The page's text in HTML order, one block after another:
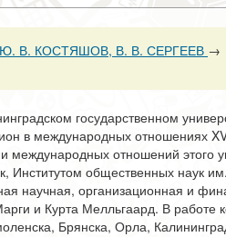
Ю. В. КОСТЯШОВ, В. В. СЕРГЕЕВ →
государственном
в международных отношениях
международных отношений этого
Институтом общественных наук
научная, организационная и
и Курта Мелльгаард. В работе
Брянска, Орла,